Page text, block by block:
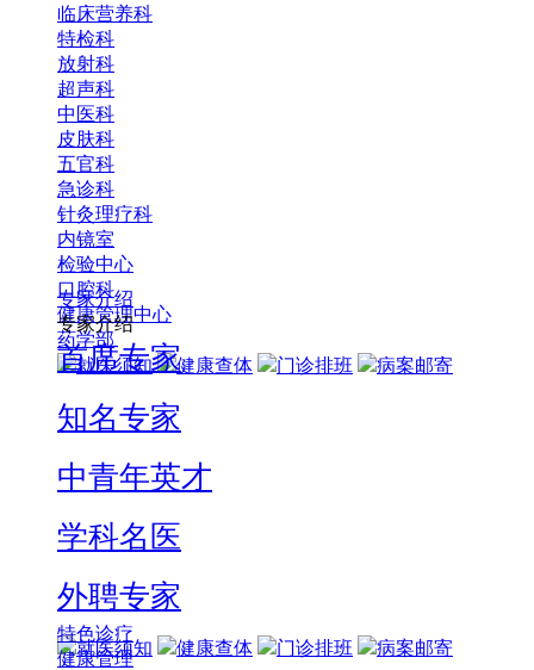
临床营养科
特检科
放射科
超声科
中医科
皮肤科
五官科
急诊科
针灸理疗科
内镜室
检验中心
口腔科
健康管理中心
药学部
就医须知
健康查体 门诊排班 病案邮寄
专家介绍
专家介绍
首席专家
知名专家
中青年英才
学科名医
外聘专家
就医须知 健康查体 门诊排班 病案邮寄
特色诊疗
健康管理